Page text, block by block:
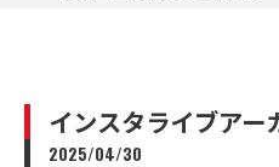
インスタライブアー
2025/04/30